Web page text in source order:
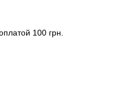
100 грн.